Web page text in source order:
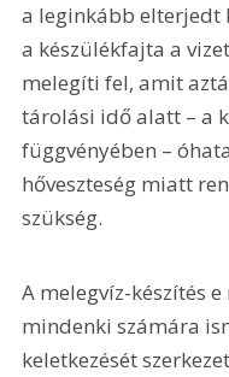
a leginkább elterjedt
a készülékfajta a
melegíti fel, amit
tárolási idő alatt – a
függvényében –
hőveszteség miatt
szükség.
A melegvíz-készítés
mindenki számára
keletkezését